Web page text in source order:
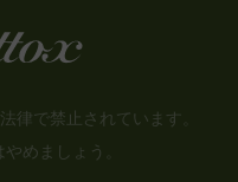
律で禁止されています。
めましょう。